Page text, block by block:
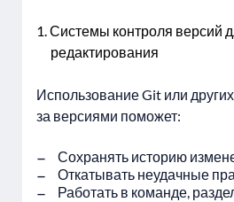
Системы контроля версий
редактирования
Использование Git или
за версиями поможет:
Сохранять историю
Откатывать неудачные
Работать в команде,